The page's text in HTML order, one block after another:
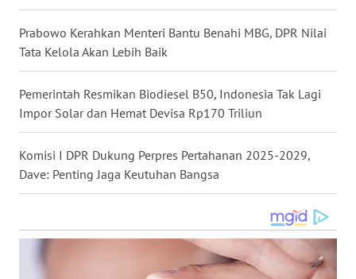
Prabowo Kerahkan Menteri Bantu Benahi MBG, DPR Nilai
Tata Kelola Akan Lebih Baik
Pemerintah Resmikan Biodiesel B50, Indonesia Tak Lagi
Impor Solar dan Hemat Devisa Rp170 Triliun
Komisi I DPR Dukung Perpres Pertahanan 2025-2029,
Dave: Penting Jaga Keutuhan Bangsa
WN
KALTENG
WN
KALTARA
WN
KALSEL
WN
SULSEL